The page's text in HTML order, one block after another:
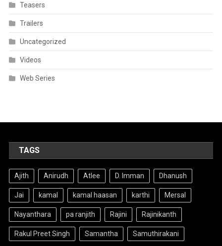
Teasers
Trailers
Uncategorized
Videos
Web Series
TAGS
Ajith Anirudh Atlee D. Imman Dhanush
Jai kamal kamal haasan karthi Mersal
Nayanthara pa ranjith Rajini Rajinikanth
Rakul Preet Singh Samantha Samuthirakani